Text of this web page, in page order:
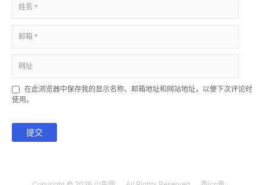
在此浏览器中保存我的显示名称、邮箱地址和网站地址，以便下次评论时
使用。
提交